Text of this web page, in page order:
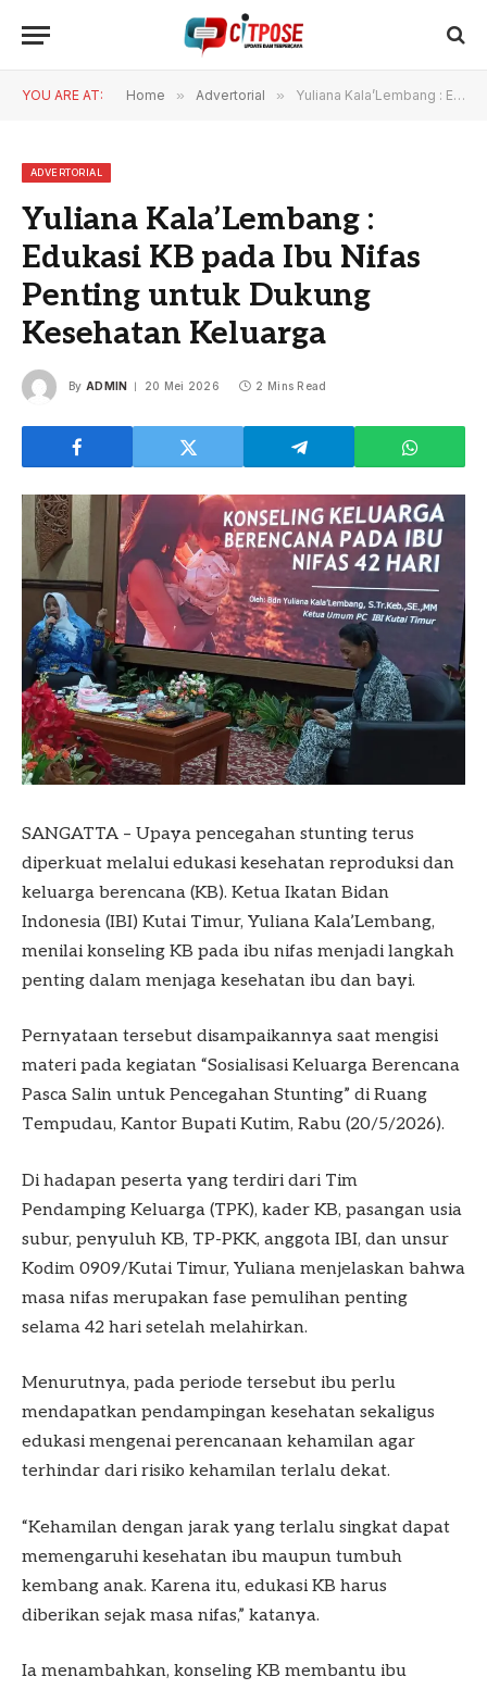
YOU ARE AT: Home » Advertorial » Yuliana Kala’Lembang : Edukasi KB pada Ibu Nifas Penting untuk Dukung Kesehatan Keluarga
ADVERTORIAL
Yuliana Kala’Lembang :
Edukasi KB pada Ibu Nifas
Penting untuk Dukung
Kesehatan Keluarga
By ADMIN 20 Mei 2026 2 Mins Read
SANGATTA – Upaya pencegahan stunting terus
diperkuat melalui edukasi kesehatan reproduksi dan
keluarga berencana (KB). Ketua Ikatan Bidan
Indonesia (IBI) Kutai Timur, Yuliana Kala’Lembang,
menilai konseling KB pada ibu nifas menjadi langkah
penting dalam menjaga kesehatan ibu dan bayi.
Pernyataan tersebut disampaikannya saat mengisi
materi pada kegiatan “Sosialisasi Keluarga Berencana
Pasca Salin untuk Pencegahan Stunting” di Ruang
Tempudau, Kantor Bupati Kutim, Rabu (20/5/2026).
Di hadapan peserta yang terdiri dari Tim
Pendamping Keluarga (TPK), kader KB, pasangan usia
subur, penyuluh KB, TP-PKK, anggota IBI, dan unsur
Kodim 0909/Kutai Timur, Yuliana menjelaskan bahwa
masa nifas merupakan fase pemulihan penting
selama 42 hari setelah melahirkan.
Menurutnya, pada periode tersebut ibu perlu
mendapatkan pendampingan kesehatan sekaligus
edukasi mengenai perencanaan kehamilan agar
terhindar dari risiko kehamilan terlalu dekat.
“Kehamilan dengan jarak yang terlalu singkat dapat
memengaruhi kesehatan ibu maupun tumbuh
kembang anak. Karena itu, edukasi KB harus
diberikan sejak masa nifas,” katanya.
Ia menambahkan, konseling KB membantu ibu